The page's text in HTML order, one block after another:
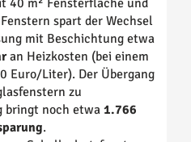
40 m² Fensterfläche und
spart der Wechsel
mit Beschichtung etwa
an Heizkosten (bei einem
Euro/Liter). Der Übergang
zu
bringt noch etwa 1.766
.